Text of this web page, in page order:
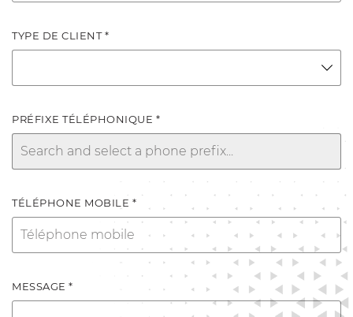
TYPE DE CLIENT *
PRÉFIXE TÉLÉPHONIQUE *
TÉLÉPHONE MOBILE *
MESSAGE *